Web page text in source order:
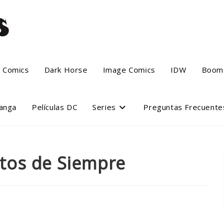
Dark Horse Image Comics IDW
Películas DC Series Preguntas
de Siempre